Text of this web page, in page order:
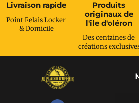
Livraison rapide
Point Relais Locker
& Domicile
Produits
originaux de
l'île d'oléron
Des centaines de
créations